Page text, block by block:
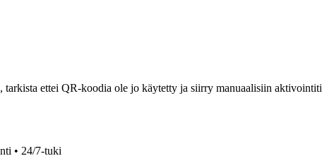
ettei QR-koodia ole jo käytetty ja siirry manuaalisiin
• 24/7-tuki